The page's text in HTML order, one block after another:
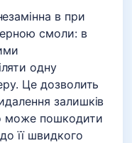
в при
смоли: в
одну
Це дозволить
залишків
може пошкодити
її швидкого